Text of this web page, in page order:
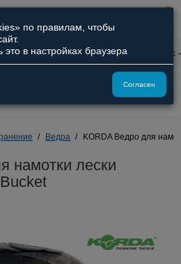
8 (800) 551-09-94
8 (929) 836-66-51
Ведра KORDA Ведро для
намотки лески
Отзывы0 Вопрос
по правилам, чтобы
в настройках браузера
Согласен